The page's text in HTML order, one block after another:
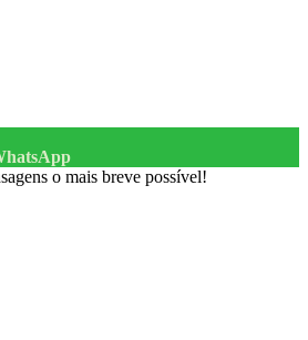
o mais breve possível!